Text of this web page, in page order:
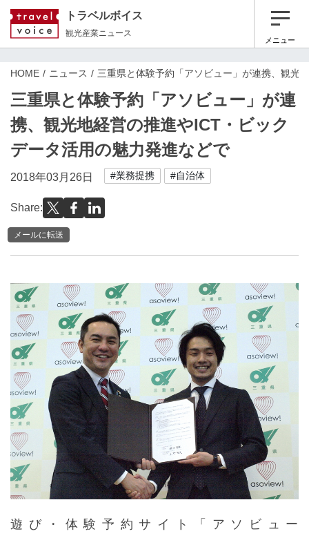
トラベルボイス
観光産業ニュース
メニュー
HOME ニュース 三重県と体験予約「アソビュー」が連携、観光
三重県と体験予約「アソビュー」が連
携、観光地経営の推進やICT・ビック
データ活用の魅力発進などで
2018年03月26日 #業務提携 #自治体
Share:
メールに転送
遊び・体験予約サイト「アソビュー